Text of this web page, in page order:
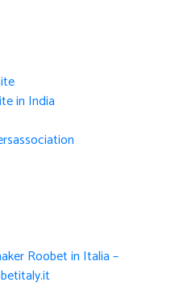
in India
Roobet in Italia –